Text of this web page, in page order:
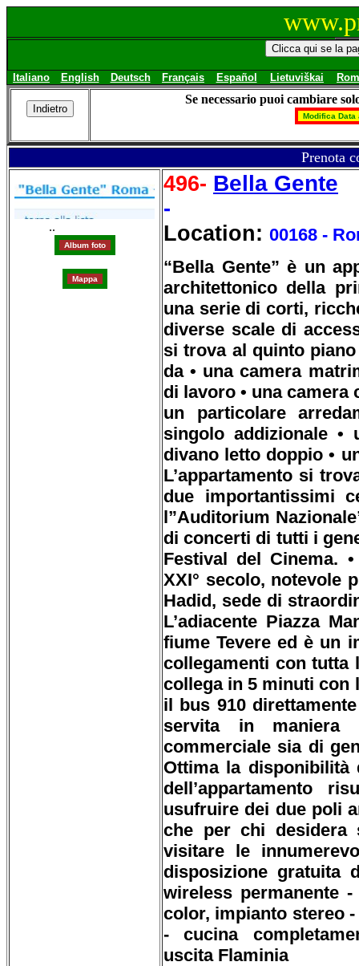
Italiano English Deutsch Français Español Lietuviškai
Se necessario puoi cambiare
Prenota
..
496- Bella Gente
-
Location: 00168 -
“Bella Gente” è un
architettonico della
una serie di corti,
diverse scale di
si trova al quinto
da • una camera
di lavoro • una camera
un particolare
singolo addizionale
divano letto doppio •
L’appartamento si
due importantissimi
l”Auditorium
di concerti di tutti i
Festival del Cinema.
XXI° secolo, notevole
Hadid, sede di
L’adiacente Piazza
fiume Tevere ed è un
collegamenti con tutta
collega in 5 minuti con
il bus 910
servita in maniera
commerciale sia di
Ottima la disponibilità
dell’appartamento
usufruire dei due poli
che per chi desidera
visitare le
disposizione gratuita
wireless permanente
color, impianto stereo
- cucina
uscita Flaminia